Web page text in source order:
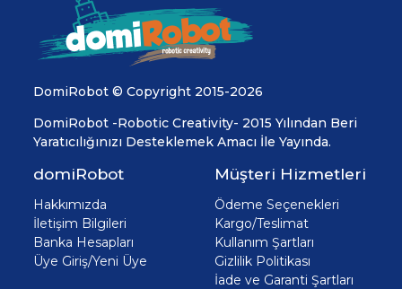
DomiRobot © Copyright 2015-2026
DomiRobot -Robotic Creativity- 2015 Yılından Beri
Yaratıcılığınızı Desteklemek Amacı İle Yayında.
domiRobot
Hakkımızda
İletişim Bilgileri
Banka Hesapları
Üye Giriş/Yeni Üye
Müşteri Hizmetleri
Ödeme Seçenekleri
Kargo/Teslimat
Kullanım Şartları
Gizlilik Politikası
İade ve Garanti Şartları